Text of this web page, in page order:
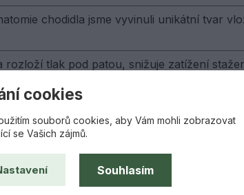
chodidla jsme vyvinuli unikátní tvar
rozloží tlak pod patou, snižuje zatížení
je vyrobena z pružného materiálu
sportů, kde je zatěžovaná přední část
dynamický a "živý", což znamená, že není
potřebnou podporu během náročných
cookies
souborů cookies, aby Vám mohli zobrazovat
se Vašich zájmů.
Souhlasím